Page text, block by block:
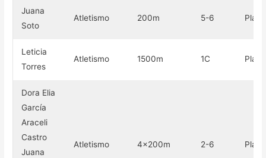
Juana
Soto
Atletismo 200m 5-6 Plata
Leticia
Torres
Atletismo 1500m 1C Plata
Dora Elia
García
Araceli
Castro
Juana
Atletismo 4×200m 2-6 Plata